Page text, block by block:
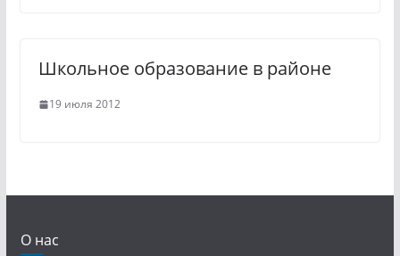
Школьное образование в районе
19 июля 2012
О нас